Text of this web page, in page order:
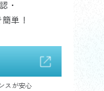
・
単！
スが安心